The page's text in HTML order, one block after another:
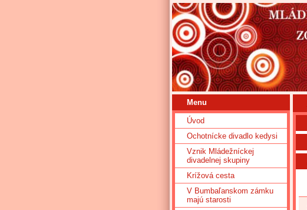
Menu
Úvod
Ochotnícke divadlo kedysi
Vznik Mládežníckej
divadelnej skupiny
Krížová cesta
V Bumbaľanskom zámku
majú starosti